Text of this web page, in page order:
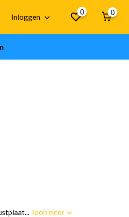
Inloggen
0 0
Toon meer